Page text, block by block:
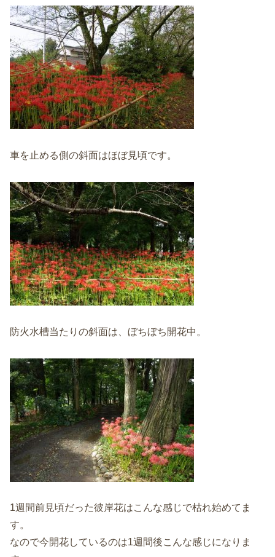
車を止める側の斜面はほぼ見頃です。
防火水槽当たりの斜面は、ぼちぼち開花中。
1週間前見頃だった彼岸花はこんな感じで枯れ始めてま
す。
なので今開花しているのは1週間後こんな感じになりま